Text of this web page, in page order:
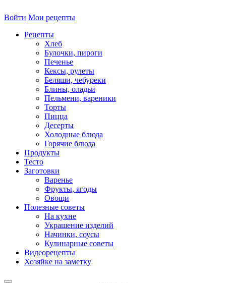
Войти Мои рецепты
Рецепты
Хлеб
Булочки, пироги
Печенье
Кексы, рулеты
Беляши, чебуреки
Блины, оладьи
Пельмени, вареники
Торты
Пицца
Десерты
Холодные блюда
Горячие блюда
Продукты
Тесто
Заготовки
Варенье
Фрукты, ягоды
Овощи
Полезные советы
На кухне
Украшение изделий
Начинки, соусы
Кулинарные советы
Видеорецепты
Хозяйке на заметку